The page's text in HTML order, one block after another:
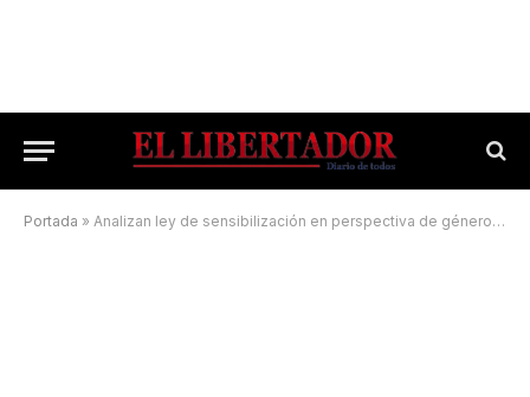
Portada » Analizan ley de sensibilización en perspectiva de género para medios